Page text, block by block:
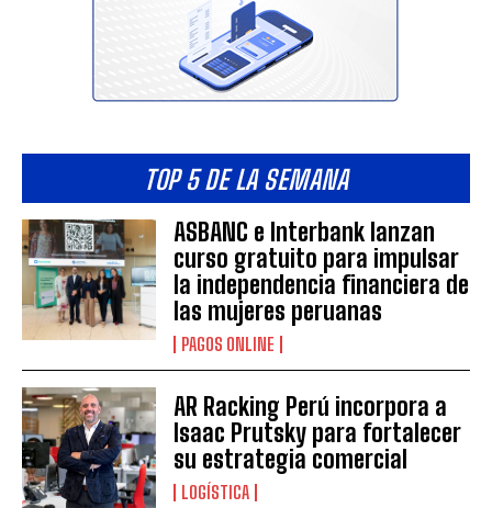
TOP 5 DE LA SEMANA
ASBANC e Interbank lanzan
curso gratuito para impulsar
la independencia financiera de
las mujeres peruanas
PAGOS ONLINE
AR Racking Perú incorpora a
Isaac Prutsky para fortalecer
su estrategia comercial
LOGÍSTICA